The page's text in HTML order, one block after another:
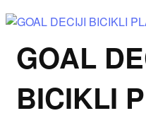
GOAL
BICIKLI